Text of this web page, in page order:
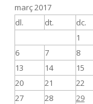
març 2017
dl.
dt. dc.
1
6
7 8
13
14 15
20
21 22
27
28 29